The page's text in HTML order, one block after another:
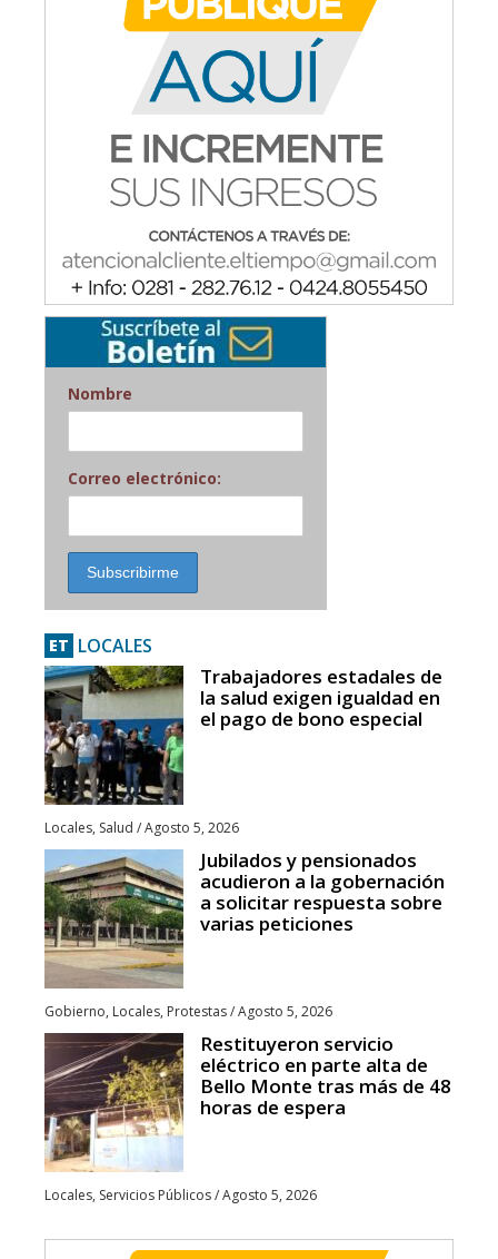
Nombre
Correo electrónico:
ET LOCALES
Trabajadores estadales de
la salud exigen igualdad en
el pago de bono especial
Locales, Salud /Agosto 5, 2026
Jubilados y pensionados
acudieron a la gobernación
a solicitar respuesta sobre
varias peticiones
Gobierno, Locales, Protestas/Agosto 5, 2026
Restituyeron servicio
eléctrico en parte alta de
Bello Monte tras más de 48
horas de espera
Locales, Servicios Públicos/Agosto 5, 2026